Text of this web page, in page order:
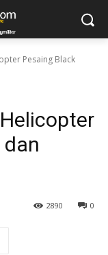
Pesaing Black
0
2890